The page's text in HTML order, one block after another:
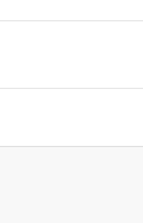
Appartements de
Appartements de